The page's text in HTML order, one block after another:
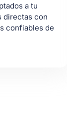
a tu
directas con
confiables de